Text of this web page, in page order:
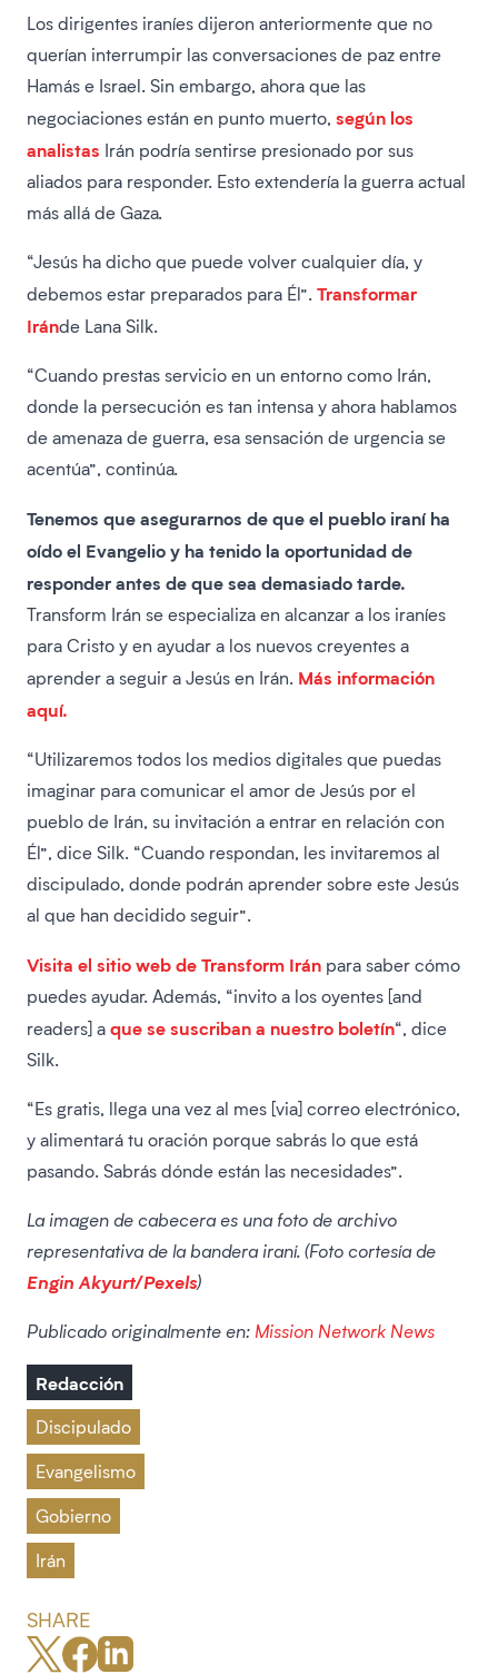
Los dirigentes iraníes dijeron anteriormente que no
querían interrumpir las conversaciones de paz entre
Hamás e Israel. Sin embargo, ahora que las
negociaciones están en punto muerto, según los
analistas Irán podría sentirse presionado por sus
aliados para responder. Esto extendería la guerra actual
más allá de Gaza.
“Jesús ha dicho que puede volver cualquier día, y
debemos estar preparados para Él”. Transformar
Iránde Lana Silk.
“Cuando prestas servicio en un entorno como Irán,
donde la persecución es tan intensa y ahora hablamos
de amenaza de guerra, esa sensación de urgencia se
acentúa”, continúa.
Tenemos que asegurarnos de que el pueblo iraní ha
oído el Evangelio y ha tenido la oportunidad de
responder antes de que sea demasiado tarde.
Transform Irán se especializa en alcanzar a los iraníes
para Cristo y en ayudar a los nuevos creyentes a
aprender a seguir a Jesús en Irán. Más información
aquí.
“Utilizaremos todos los medios digitales que puedas
imaginar para comunicar el amor de Jesús por el
pueblo de Irán, su invitación a entrar en relación con
Él”, dice Silk. “Cuando respondan, les invitaremos al
discipulado, donde podrán aprender sobre este Jesús
al que han decidido seguir”.
Visita el sitio web de Transform Irán para saber cómo
puedes ayudar. Además, “invito a los oyentes [and
readers] aque se suscriban a nuestro boletín“, dice
Silk.
“Es gratis, llega una vez al mes [via] correo electrónico,
y alimentará tu oración porque sabrás lo que está
pasando. Sabrás dónde están las necesidades”.
La imagen de cabecera es una foto de archivo
representativa de la bandera iraní. (Foto cortesía de
Engin Akyurt/Pexels)
Publicado originalmente en: Mission Network News
Redacción
Discipulado
Evangelismo
Gobierno
Irán
SHARE